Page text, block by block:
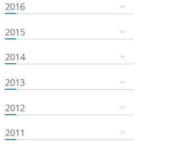
2016
2015
2014
2013
2012
2011